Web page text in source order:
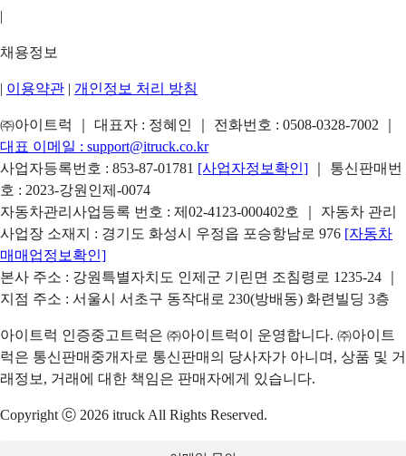
|
채용정보
| 이용약관 | 개인정보 처리 방침
㈜아이트럭 ｜ 대표자 : 정혜인 ｜ 전화번호 : 0508-0328-7002
대표 이메일 : support@itruck.co.kr
사업자등록번호 : 853-87-01781 [사업자정보확인]
｜ 통신판매번
호 : 2023-강원인제-0074
자동차관리사업등록 번호 : 제02-4123-000402호 ｜ 자동차 관리
사업장 소재지 : 경기도 화성시 우정읍 포승항남로 976 [자동차
매매업정보확인]
본사 주소 : 강원특별자치도 인제군 기린면 조침령로 1235-24 ｜
지점 주소 : 서울시 서초구 동작대로 230(방배동) 화련빌딩 3층
아이트럭 인증중고트럭은 ㈜아이트럭이 운영합니다. ㈜아이트
럭은 통신판매중개자로 통신판매의 당사자가 아니며, 상품 및 거
래정보, 거래에 대한 책임은 판매자에게 있습니다.
Copyright ⓒ 2026 itruck All Rights Reserved.